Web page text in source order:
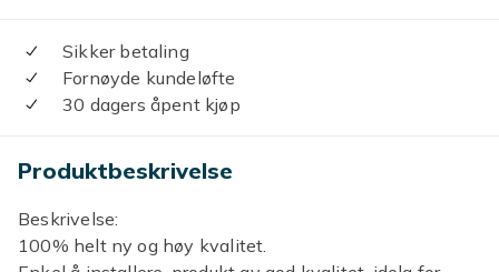
Sikker betaling
Fornøyde kundeløfte
30 dagers åpent kjøp
Produktbeskrivelse
Beskrivelse:
100% helt ny og høy kvalitet.